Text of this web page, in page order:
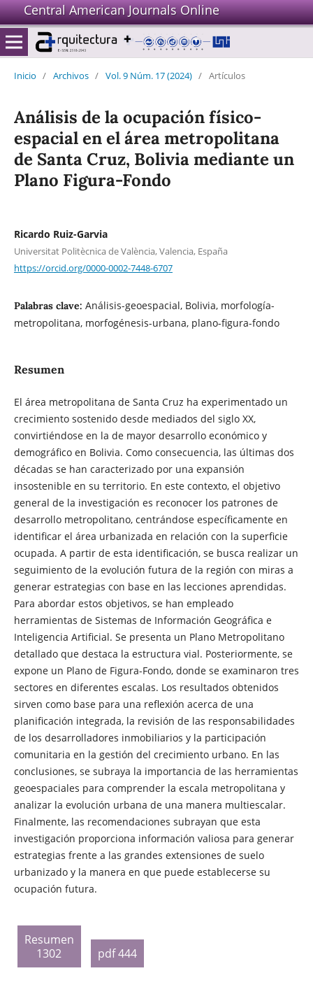
Central American Journals Online
Inicio / Archivos / Vol. 9 Núm. 17 (2024) / Artículos
Análisis de la ocupación físico-
espacial en el área metropolitana
de Santa Cruz, Bolivia mediante un
Plano Figura-Fondo
Ricardo Ruiz-Garvia
Universitat Politècnica de València, Valencia, España
https://orcid.org/0000-0002-7448-6707
Palabras clave: Análisis-geoespacial, Bolivia, morfología-
metropolitana, morfogénesis-urbana, plano-figura-fondo
Resumen
El área metropolitana de Santa Cruz ha experimentado un
crecimiento sostenido desde mediados del siglo XX,
convirtiéndose en la de mayor desarrollo económico y
demográfico en Bolivia. Como consecuencia, las últimas dos
décadas se han caracterizado por una expansión
insostenible en su territorio. En este contexto, el objetivo
general de la investigación es reconocer los patrones de
desarrollo metropolitano, centrándose específicamente en
identificar el área urbanizada en relación con la superficie
ocupada. A partir de esta identificación, se busca realizar un
seguimiento de la evolución futura de la región con miras a
generar estrategias con base en las lecciones aprendidas.
Para abordar estos objetivos, se han empleado
herramientas de Sistemas de Información Geográfica e
Inteligencia Artificial. Se presenta un Plano Metropolitano
detallado que destaca la estructura vial. Posteriormente, se
expone un Plano de Figura-Fondo, donde se examinaron tres
sectores en diferentes escalas. Los resultados obtenidos
sirven como base para una reflexión acerca de una
planificación integrada, la revisión de las responsabilidades
de los desarrolladores inmobiliarios y la participación
comunitaria en la gestión del crecimiento urbano. En las
conclusiones, se subraya la importancia de las herramientas
geoespaciales para comprender la escala metropolitana y
analizar la evolución urbana de una manera multiescalar.
Finalmente, las recomendaciones subrayan que esta
investigación proporciona información valiosa para generar
estrategias frente a las grandes extensiones de suelo
urbanizado y la manera en que puede establecerse su
ocupación futura.
Resumen
1302
pdf 444